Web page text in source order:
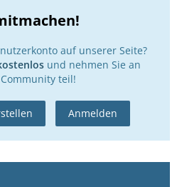
auf unserer Seite?
und nehmen Sie an
teil!
Anmelden